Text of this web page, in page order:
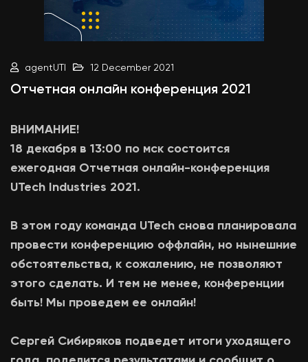
agentUTI 12 December 2021
Отчетная онлайн конференция 2021
ВНИМАНИЕ!
18 декабря в 13:00 по мск состоится
ежегодная Отчетная онлайн-конференция
UTech Industries 2021.
В этом году команда UTech снова планировала
провести конференцию оффлайн, но нынешние
обстоятельства, к сожалению, не позволяют
этого сделать. И тем не менее, конференции
быть! Мы проведем ее онлайн!
Сергей Сибиряков подведет итоги уходящего